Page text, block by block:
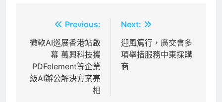
章
導
覽
Previous:
微軟AI巡展香港站啟
幕 萬興科技攜
PDFelement等企業
級AI辦公解決方案亮
相
Next:
迎風篤行，廣交會多
項舉措服務中東採購
商